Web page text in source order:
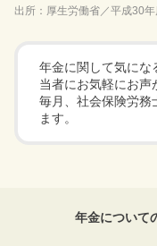
出所：厚生労働省／平成30
年金に関して気にな
当者にお気軽にお声
毎月、社会保険労務
ます。
年金について